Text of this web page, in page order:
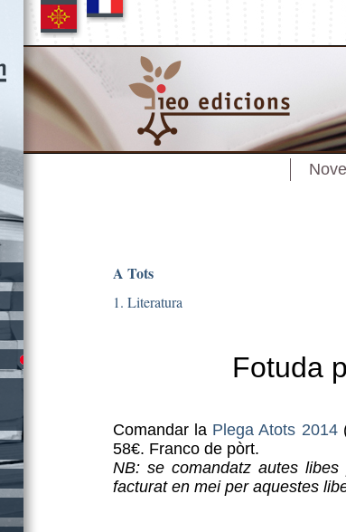
A Tots
1. Literatura
Fotuda
Comandar la Plega Atots 2014
58€. Franco de pòrt.
NB: se comandatz autes
facturat en mei per aquestes